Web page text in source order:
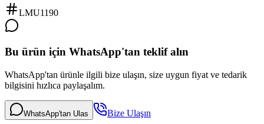
LMU1190
Bu ürün için WhatsApp'tan teklif alın
WhatsApp'tan ürünle ilgili bize ulaşın, size uygun fiyat ve tedarik
bilgisini hızlıca paylaşalım.
WhatsApp'tan Ulas Bize Ulaşın